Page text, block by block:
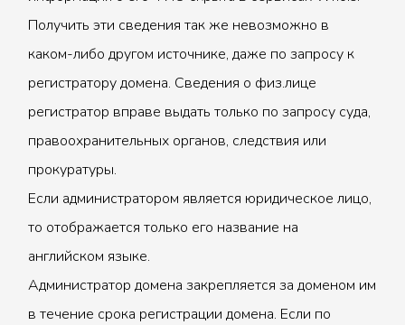
Получить эти сведения так же невозможно в
каком-либо другом источнике, даже по запросу к
регистратору домена. Сведения о физ.лице
регистратор вправе выдать только по запросу суда,
правоохранительных органов, следствия или
прокуратуры.
Если администратором является юридическое лицо,
то отображается только его название на
английском языке.
Администратор домена закрепляется за доменом им
в течение срока регистрации домена. Если по